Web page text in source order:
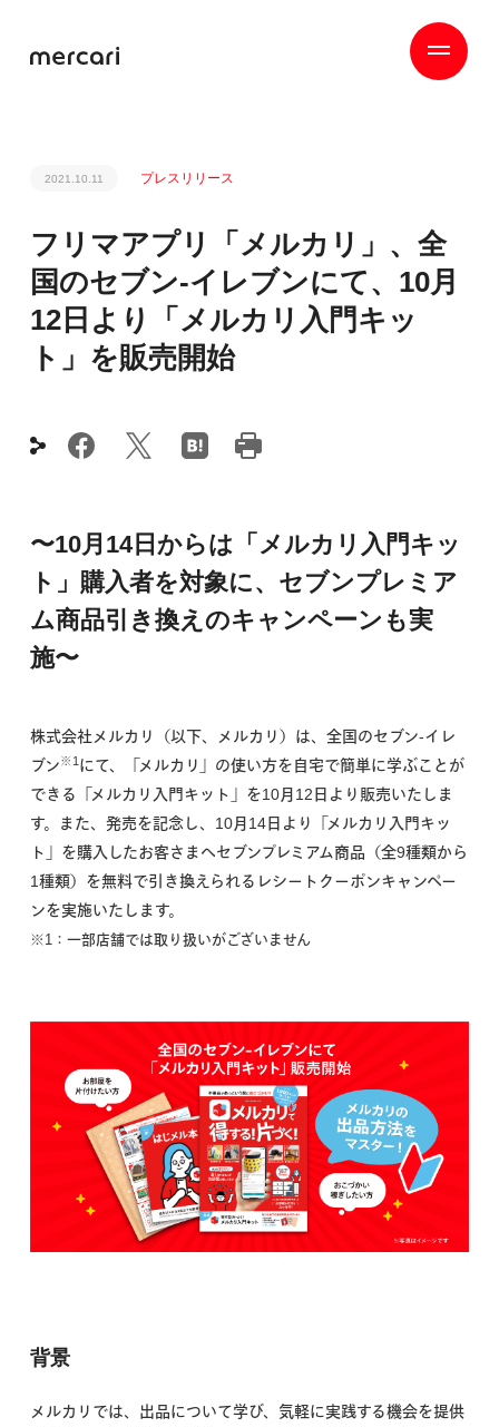
2021.10.11 プレスリリース
フリマアプリ「メルカリ」、全
国のセブン-イレブンにて、10月
12日より「メルカリ入門キッ
ト」を販売開始
〜10月14日からは「メルカリ入門キッ
ト」購入者を対象に、セブンプレミア
ム商品引き換えのキャンペーンも実
施〜
株式会社メルカリ（以下、メルカリ）は、全国のセブン-イレ
ブン※1 にて、「メルカリ」の使い方を自宅で簡単に学ぶことが
できる「メルカリ入門キット」を10月12日より販売いたしま
す。また、発売を記念し、10月14日より「メルカリ入門キッ
ト」を購入したお客さまへセブンプレミアム商品（全9種類から
1種類）を無料で引き換えられるレシートクーポンキャンペー
ンを実施いたします。
※1：一部店舗では取り扱いがございません
背景
メルカリでは、出品について学び、気軽に実践する機会を提供